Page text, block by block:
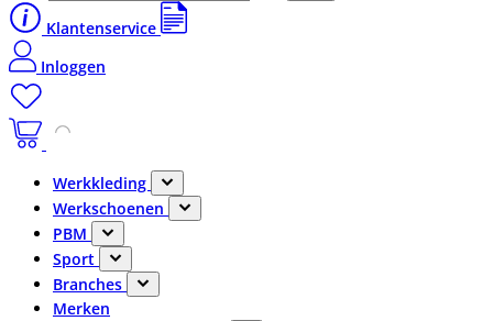
Klantenservice
Inloggen
Werkkleding
Werkschoenen
PBM
Sport
Branches
Merken